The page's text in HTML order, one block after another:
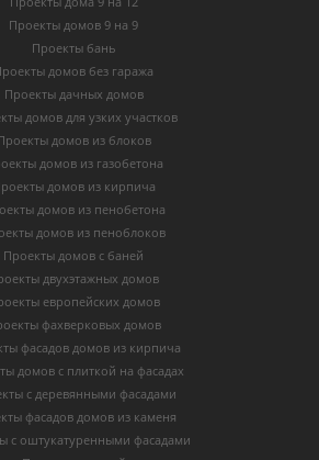
Проекты домов 9 на 9
Проекты бань
домов без гаража
Проекты дачных домов
домов для узких участков
домов из блоков
домов из газобетона
домов из кирпича
домов из пенобетона
домов из пеноблоков
Проекты домов с баней
двухэтажных домов
европейских домов
фахверковых домов
фасадов домов из кирпича
домов с плиткой на фасадах
с деревянными фасадами
фасадов домов из каменя
с оштукатуренными фасадами